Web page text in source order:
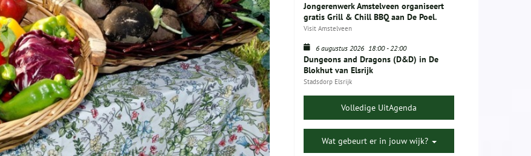
Jongerenwerk Amstelveen organiseert
gratis Grill & Chill BBQ aan De Poel.
Visit Amstelveen
6 augustus 2026 18:00-22:00
Dungeons and Dragons (D&D) in De
Blokhut van Elsrijk
Stadsdorp Elsrijk
Volledige UitAgenda
Wat gebeurt er in jouw wijk?